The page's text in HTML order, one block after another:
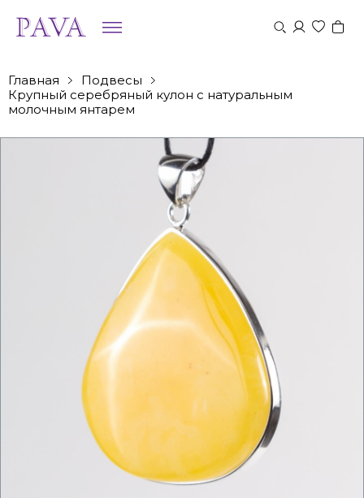
Главная
Подвесы
Крупный серебряный кулон с натуральным
молочным янтарем